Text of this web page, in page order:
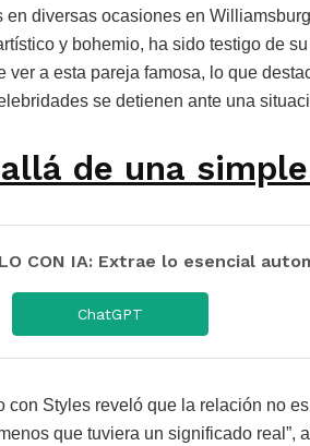
diversas ocasiones en
y bohemio, ha sido testigo de
ver a esta pareja famosa, lo que
se detienen ante una
de una
CON IA: Extrae lo esencial
ChatGPT
con Styles reveló que la relación no
que tuviera un significado real”,